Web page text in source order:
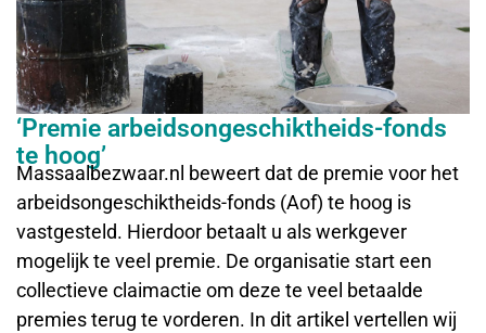
‘Premie arbeidsongeschiktheids-fonds
te hoog’
Massaalbezwaar.nl beweert dat de premie voor het
arbeidsongeschiktheids-fonds (Aof) te hoog is
vastgesteld. Hierdoor betaalt u als werkgever
mogelijk te veel premie. De organisatie start een
collectieve claimactie om deze te veel betaalde
premies terug te vorderen. In dit artikel vertellen wij